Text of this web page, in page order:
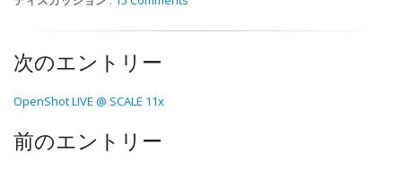
次のエントリー
OpenShot LIVE @ SCALE 11x
前のエントリー